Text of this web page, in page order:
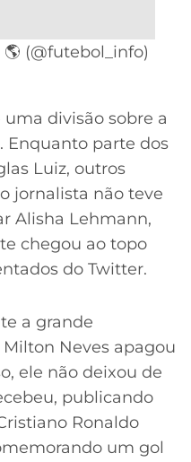
(@futebol_info)
uma divisão sobre a
Enquanto parte dos
Luiz, outros
jornalista não teve
Alisha Lehmann,
chegou ao topo
do Twitter.
a grande
Neves apagou
ele não deixou de
publicando
Ronaldo
um gol